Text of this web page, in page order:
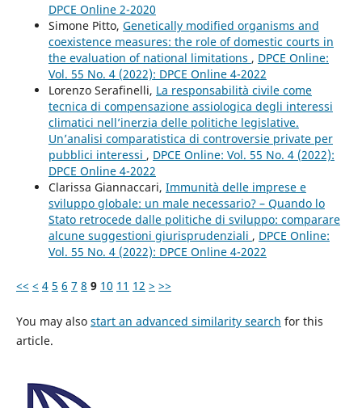
DPCE Online 2-2020
Simone Pitto, Genetically modified organisms and
coexistence measures: the role of domestic courts in
the evaluation of national limitations , DPCE Online:
Vol. 55 No. 4 (2022): DPCE Online 4-2022
Lorenzo Serafinelli, La responsabilità civile come
tecnica di compensazione assiologica degli interessi
climatici nell’inerzia delle politiche legislative.
Un’analisi comparatistica di controversie private per
pubblici interessi , DPCE Online: Vol. 55 No. 4 (2022):
DPCE Online 4-2022
Clarissa Giannaccari, Immunità delle imprese e
sviluppo globale: un male necessario? – Quando lo
Stato retrocede dalle politiche di sviluppo: comparare
alcune suggestioni giurisprudenziali , DPCE Online:
Vol. 55 No. 4 (2022): DPCE Online 4-2022
<< < 4 5 6 7 8 9 10 11 12 > >>
You may also start an advanced similarity search for this
article.